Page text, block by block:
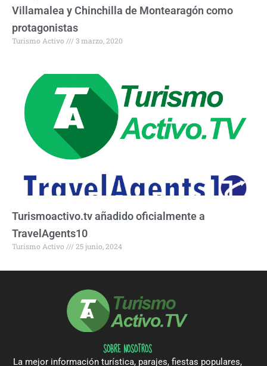
Villamalea y Chinchilla de Montearagón como
protagonistas
Turismo Activo 3 marzo, 2020
Turismoactivo.tv añadido oficialmente a
TravelAgents10
Turismo Activo 25 junio, 2024
SOBRE NOSOTROS
La mejor información turística, parajes, fiestas populares,